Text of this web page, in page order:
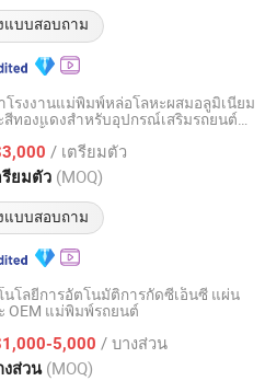
แบบสอบถาม
โรงงานแม่พิมพ์หล่อโลหะผสมอลูมิเนียม
สีทองแดงสำหรับอุปกรณ์เสริมรถยนต์
/ เตรียมตัว
รียมตัว (MOQ)
แบบสอบถาม
Limited
อัตราจาก 2016
นโลยีการอัตโนมัติการกัดซีเอ็นซี แผ่น
OEM แม่พิมพ์รถยนต์
5,000 / บางส่วน
งส่วน (MOQ)
Co., Ltd.
อัตราจาก 2020